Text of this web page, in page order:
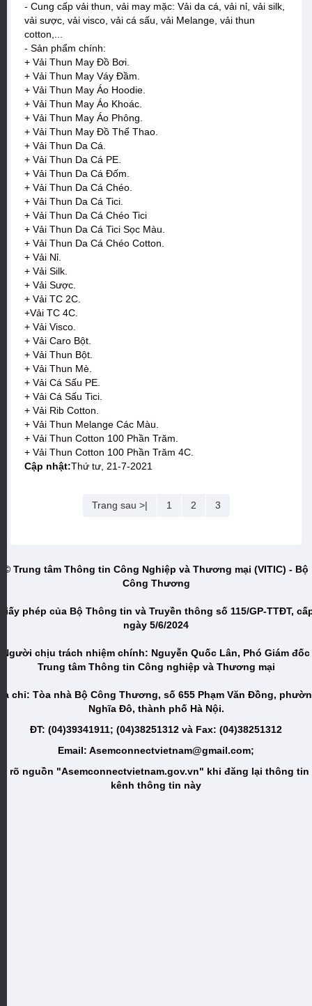
- Cung cấp vải thun, vải may mặc: Vải da cá, vải nỉ, vải silk,
vải sược, vải visco, vải cá sấu, vải Melange, vải thun
cotton,...
- Sản phẩm chính:
+ Vải Thun May Đồ Bơi.
+ Vải Thun May Váy Đầm.
+ Vải Thun May Áo Hoodie.
+ Vải Thun May Áo Khoác.
+ Vải Thun May Áo Phông.
+ Vải Thun May Đồ Thể Thao.
+ Vải Thun Da Cá.
+ Vải Thun Da Cá PE.
+ Vải Thun Da Cá Đốm.
+ Vải Thun Da Cá Chéo.
+ Vải Thun Da Cá Tici.
+ Vải Thun Da Cá Chéo Tici
+ Vải Thun Da Cá Tici Sọc Màu.
+ Vải Thun Da Cá Chéo Cotton.
+ Vải Nỉ.
+ Vải Silk.
+ Vải Sược.
+ Vải TC 2C.
+Vải TC 4C.
+ Vải Visco.
+ Vải Caro Bột.
+ Vải Thun Bột.
+ Vải Thun Mè.
+ Vải Cá Sấu PE.
+ Vải Cá Sấu Tici.
+ Vải Rib Cotton.
+ Vải Thun Melange Các Màu.
+ Vải Thun Cotton 100 Phần Trăm.
+ Vải Thun Cotton 100 Phần Trăm 4C.
Cập nhật:Thứ tư, 21-7-2021
Trang sau >| 1 2 3
© Trung tâm Thông tin Công Nghiệp và Thương mại (VITIC) - Bộ
Công Thương
phép của Bộ Thông tin và Truyền thông số 115/GP-TTĐT,
ngày 5/6/2024
Người chịu trách nhiệm chính: Nguyễn Quốc Lân, Phó Giám đốc
Trung tâm Thông tin Công nghiệp và Thương mại
chỉ: Tòa nhà Bộ Công Thương, số 655 Phạm Văn Đồng,
Nghĩa Đô, thành phố Hà Nội.
ĐT: (04)39341911; (04)38251312 và Fax: (04)38251312
Email: Asemconnectvietnam@gmail.com;
rõ nguồn "Asemconnectvietnam.gov.vn" khi đăng lại thông tin
kênh thông tin này